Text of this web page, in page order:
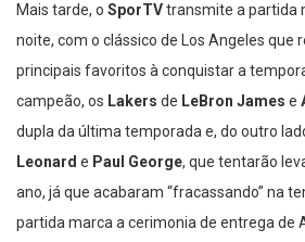
Mais tarde, o SporTV transmite a partida
noite, com o clássico de Los Angeles que
principais favoritos à conquistar a
campeão, os Lakers de LeBron James e
dupla da última temporada e, do outro
Leonard e Paul George, que tentarão
ano, já que acabaram “fracassando” na
partida marca a cerimonia de entrega de